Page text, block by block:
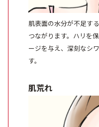
肌表面の水分が不足す
つながります。ハリを
ージを与え、深刻なシ
す。
肌荒れ